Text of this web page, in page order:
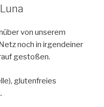
von unserem
noch in irgendeiner
gestoßen.
glutenfreies